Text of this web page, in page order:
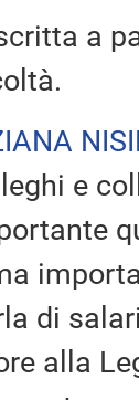
a
e
di
alla